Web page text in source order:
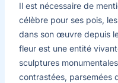
Il est nécessaire de
célèbre pour ses pois,
dans son œuvre depuis
fleur est une entité
sculptures
contrastées, parsemées